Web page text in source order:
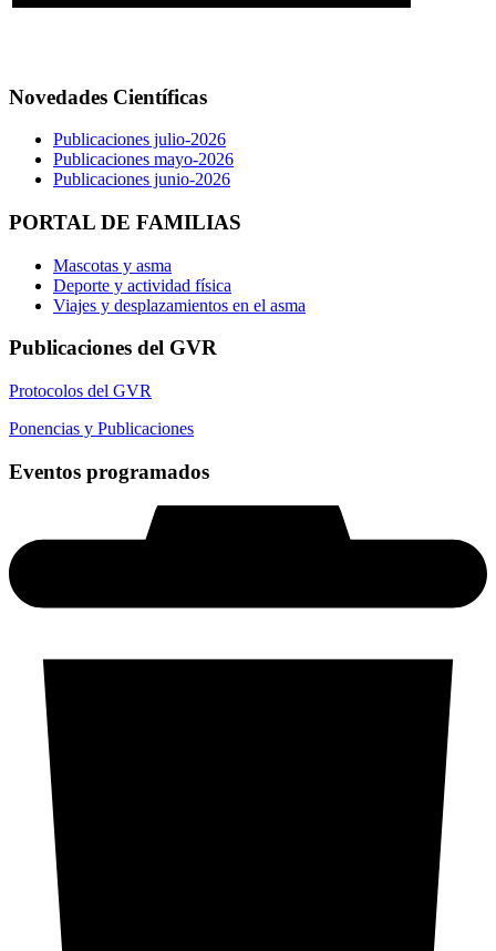
Novedades Científicas
Publicaciones julio-2026
Publicaciones mayo-2026
Publicaciones junio-2026
PORTAL DE FAMILIAS
Mascotas y asma
Deporte y actividad física
Viajes y desplazamientos en el asma
Publicaciones del GVR
Protocolos del GVR
Ponencias y Publicaciones
Eventos programados